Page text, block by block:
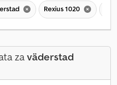
Rexius 1020
zaväderstad